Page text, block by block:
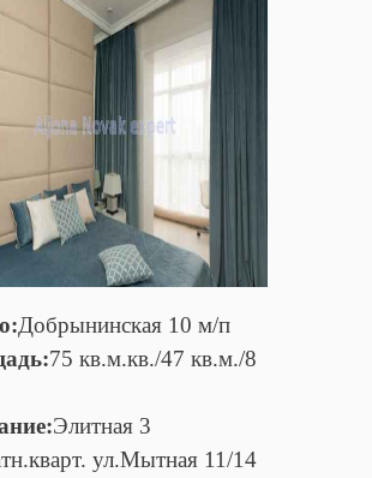
Добрынинская 10 м/п
75 кв.м.кв./47 кв.м./8
Элитная 3
ул.Мытная 11/14